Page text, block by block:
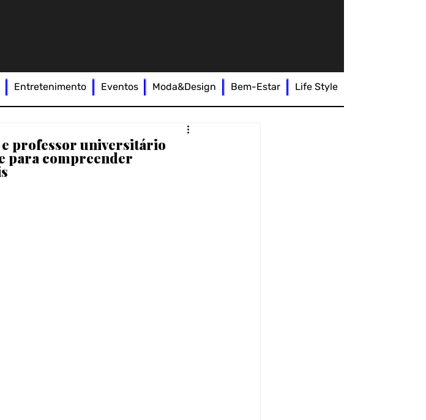
professor universitário
para compreender
Entretenimento Eventos Moda&Design Bem-Estar Life Style